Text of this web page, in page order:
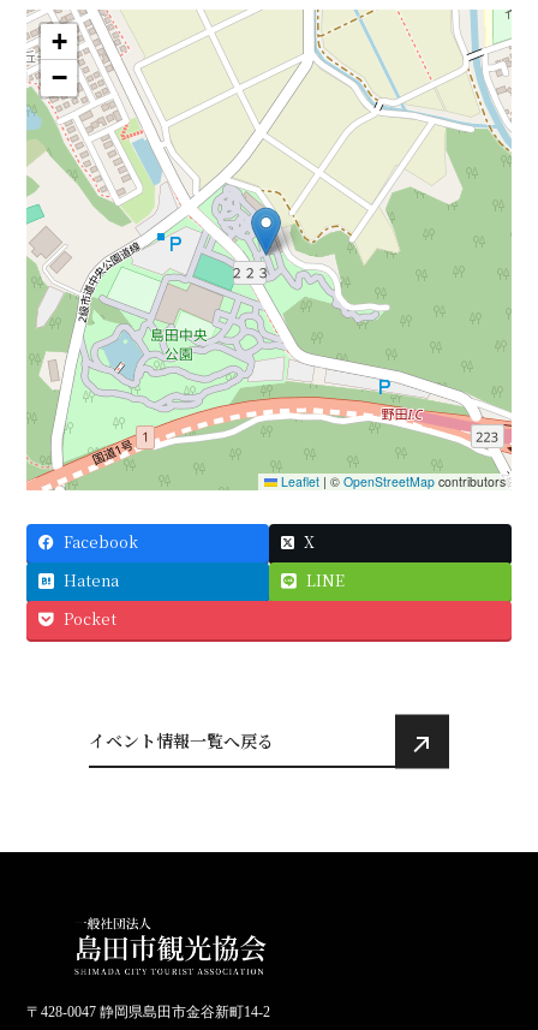
+
−
Leaflet | © OpenStreetMapcontributors
Facebook
X
Hatena
LINE
Pocket
イベント情報一覧へ戻る
〒428-0047 静岡県島田市金谷新町14-2